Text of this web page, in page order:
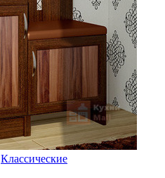
Классические